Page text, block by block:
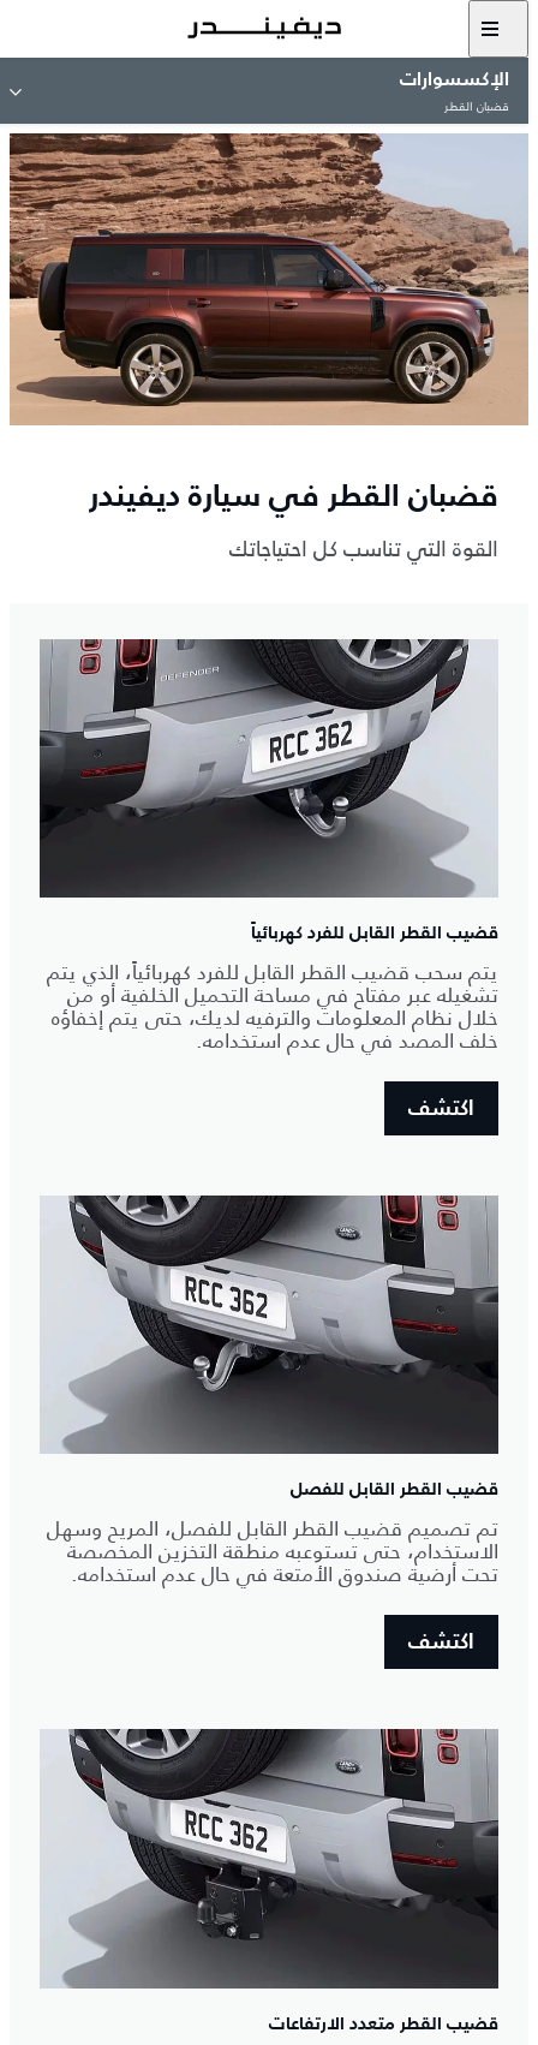
الإكسسوارات
قضبان القطر
قضبان القطر في سيارة ديفيندر
القوة التي تناسب كل احتياجاتك
قضيب القطر القابل للفرد كهربائياً
يتم سحب قضيب القطر القابل للفرد كهربائياً، الذي يتم
تشغيله عبر مفتاح في مساحة التحميل الخلفية أو من
خلال نظام المعلومات والترفيه لديك، حتى يتم إخفاؤه
خلف المصد في حال عدم استخدامه.
اكتشف
قضيب القطر القابل للفصل
تم تصميم قضيب القطر القابل للفصل، المريح وسهل
الاستخدام، حتى تستوعبه منطقة التخزين المخصصة
تحت أرضية صندوق الأمتعة في حال عدم استخدامه.
اكتشف
قضيب القطر متعدد الارتفاعات